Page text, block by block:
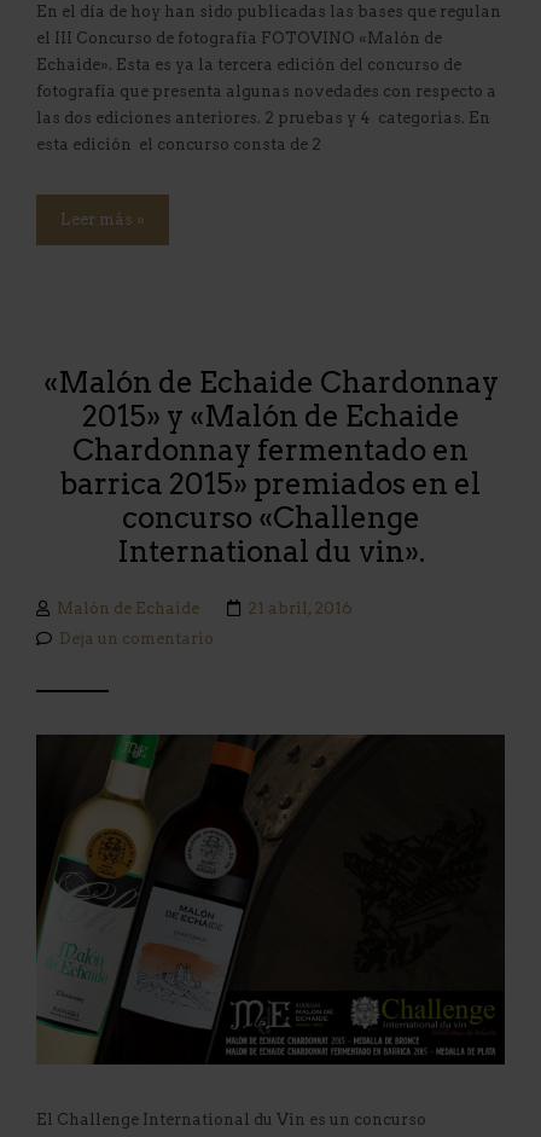
En el día de hoy han sido publicadas las bases que regulan
el III Concurso de fotografía FOTOVINO «Malón de
Echaide». Esta es ya la tercera edición del concurso de
fotografía que presenta algunas novedades con respecto a
las dos ediciones anteriores. 2 pruebas y 4 categorias. En
esta edición el concurso consta de 2
Leer más »
«Malón de Echaide Chardonnay
2015» y «Malón de Echaide
Chardonnay fermentado en
barrica 2015» premiados en el
concurso «Challenge
International du vin».
Malón de Echaide
21 abril, 2016
Deja un comentario
El Challenge International du Vin es un concurso